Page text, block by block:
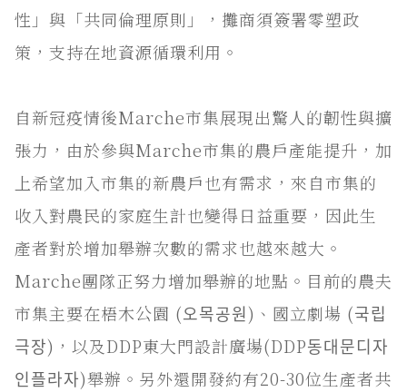
性」與「共同倫理原則」，攤商須簽署零塑政
策，支持在地資源循環利用。
自新冠疫情後Marche市集展現出驚人的韌性與擴
張力，由於參與Marche市集的農戶產能提升，加
上希望加入市集的新農戶也有需求，來自市集的
收入對農民的家庭生計也變得日益重要，因此生
產者對於增加舉辦次數的需求也越來越大。
Marche團隊正努力增加舉辦的地點。目前的農夫
市集主要在梧木公園 (오목공원)、國立劇場 (국립
극장)，以及DDP東大門設計廣場(DDP동대문디자
인플라자)舉辦。另外還開發約有20-30位生產者共